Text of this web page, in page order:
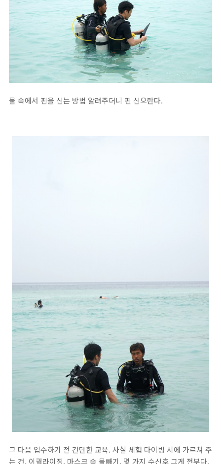
물 속에서 핀을 신는 방법 알려주더니 핀 신으란다.
그 다음 입수하기 전 간단한 교육. 사실 체험 다이빙 시에 가르쳐 주
는 건, 이퀄라이징, 마스크 속 물빼기, 몇 가지 수신호 그게 전부다.